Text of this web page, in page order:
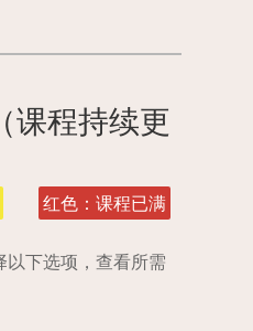
课程持续更
红色：课程已满
下选项，查看所需